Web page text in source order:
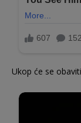
Ukop će se